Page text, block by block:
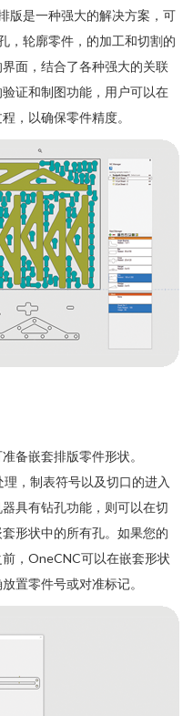
版是一种强大的解决方案，可
，轮廓零件，的加工和切割的
面，结合了各种强大的关联
证和制图功能，用户可以在
，以确保零件精度。
备嵌套排版零件形状。
，制表符号以及切口的进入
具有钻孔功能，则可以在切
形状中的所有孔。如果您的
，OneCNC可以在嵌套形状
置零件号或对准标记。